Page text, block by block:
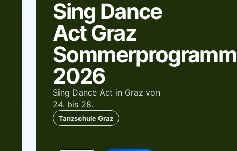
Sing Dance
Act Graz
Sommerprogramm
2026
Sing Dance Act in Graz von
24. bis 28.
Tanzschule Graz